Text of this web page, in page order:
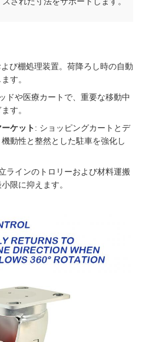
び棚処理装置。荷降ろし時の自動
す。
ドや医療カートで、重要な移動中
す。
ケット: ショッピングカートとデ
動性と整然とした駐車を強化し
ラインのトロリーおよび材料運搬
限に抑えます。